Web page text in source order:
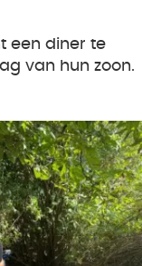
een diner te
van hun zoon.